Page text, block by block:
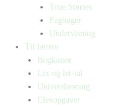
True Stories
Fagbøger
Undervisning
Til lærere
Bogkasser
Lix og let-tal
Universlæsning
Elevopgaver